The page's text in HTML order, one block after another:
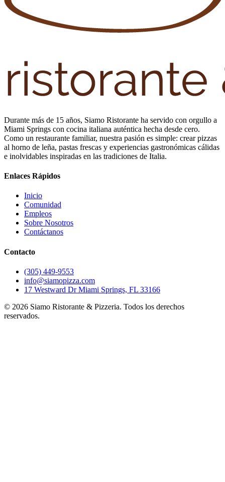
Durante más de 15 años, Siamo Ristorante ha servido con orgullo a
Miami Springs con cocina italiana auténtica hecha desde cero.
Como un restaurante familiar, nuestra pasión es simple: crear pizzas
al horno de leña, pastas frescas y experiencias gastronómicas cálidas
e inolvidables inspiradas en las tradiciones de Italia.
Enlaces Rápidos
Inicio
Comunidad
Empleos
Sobre Nosotros
Contáctanos
Contacto
(305) 449-9553
info@siamopizza.com
17 Westward Dr Miami Springs, FL 33166
© 2026 Siamo Ristorante & Pizzeria. Todos los derechos
reservados.